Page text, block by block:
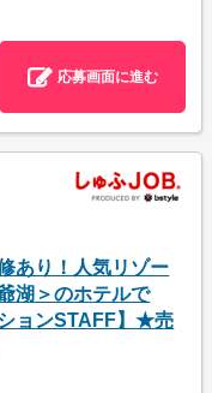
応募画面に進む
あり！人気リゾー
湖＞のホテルで
ションSTAFF】★売